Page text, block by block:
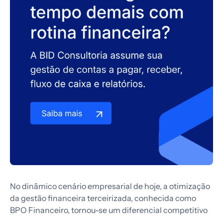
No dinâmico cenário empresarial de hoje, a otimização
da gestão financeira terceirizada, conhecida como
BPO Financeiro, tornou-se um diferencial competitivo